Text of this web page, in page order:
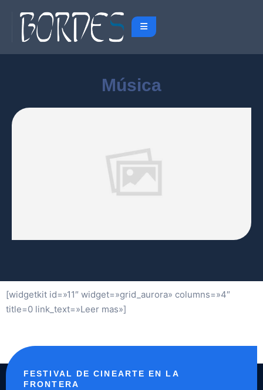
Música
[widgetkit id=»11″ widget=»grid_aurora» columns=»4″
title=0 link_text=»Leer mas»]
FESTIVAL DE CINEARTE EN LA
FRONTERA